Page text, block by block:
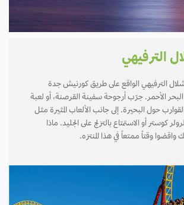
الترفيهي
الترفيهي الواقع على طريق كورنيش جدة
الأحمر. جرّب أرجوحة سفينة القرصنة، أو لعبة
حول البحيرة. إلى جانب الألعاب المثيرة مثل
كوستر أو الاستمتاع بالتزلج على الجليد. ماذا
وقتاً ممتعاً في هذا المنتزه.